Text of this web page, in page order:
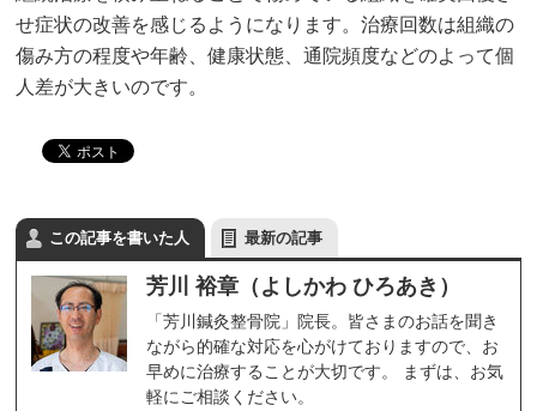
せ症状の改善を感じるようになります。治療回数は組織の
傷み方の程度や年齢、健康状態、通院頻度などのよって個
人差が大きいのです。
この記事を書いた人 最新の記事
芳川 裕章（よしかわ ひろあき）
「芳川鍼灸整骨院」院長。皆さまのお話を聞き
ながら的確な対応を心がけておりますので、お
早めに治療することが大切です。 まずは、お気
軽にご相談ください。